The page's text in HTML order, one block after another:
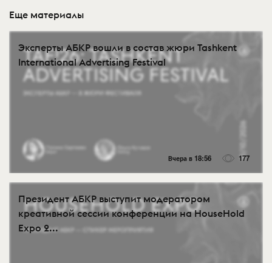
Еще материалы
Эксперты АБКР вошли в состав жюри Tashkent
International Advertising Festival
Вчера в 18:56 177
Президент АБКР выступит модератором
креативной сессии конференции на HouseHold
Expo 2...